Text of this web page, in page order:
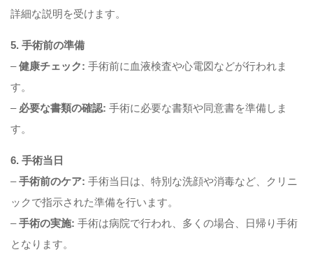
詳細な説明を受けます。
5. 手術前の準備
–健康チェック: 手術前に血液検査や心電図などが行われま
す。
– 必要な書類の確認: 手術に必要な書類や同意書を準備しま
す。
6. 手術当日
–手術前のケア: 手術当日は、特別な洗顔や消毒など、クリニ
ックで指示された準備を行います。
–手術の実施: 手術は病院で行われ、多くの場合、日帰り手術
となります。